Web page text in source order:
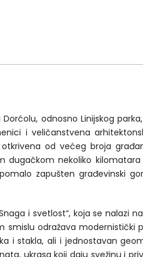
odnosno Linijskog
i veličanstvena
od većeg broja
dugačkom nekoliko
zapušten građevinski
i svetlost“, koja se nalazi
smislu odražava
i stakla, ali i jednostavan
ukrasa koji daju svežinu i